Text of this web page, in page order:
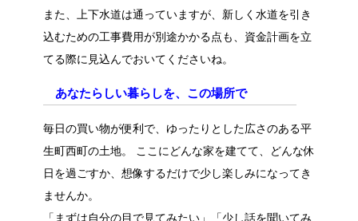
また、上下水道は通っていますが、新しく水道を引き
込むための工事費用が別途かかる点も、資金計画を立
てる際に見込んでおいてくださいね。
あなたらしい暮らしを、この場所で
毎日の買い物が便利で、ゆったりとした広さのある平
生町西町の土地。 ここにどんな家を建てて、どんな休
日を過ごすか、想像するだけで少し楽しみになってき
ませんか。
「まずは自分の目で見てみたい」「少し話を聞いてみ